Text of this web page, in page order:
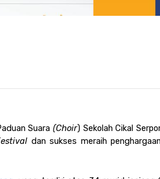
Suara (Choir) Sekolah Cikal
dan sukses meraih